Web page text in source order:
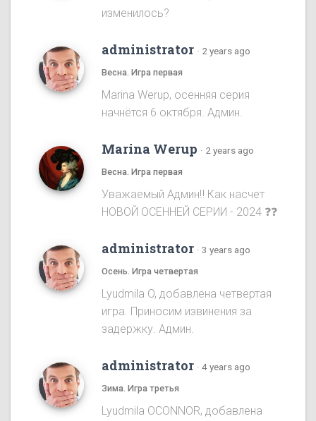
изменилось?
administrator · 2 years ago
Весна. Игра первая
Marina Werup, осенняя серия
начнётся 6 октября. Админ.
Marina Werup · 2 years ago
Весна. Игра первая
Уважаемый Админ‼️ Как насчет
НОВОЙ ОСЕННЕЙ СЕРИИ - 2024 ❓❓
administrator · 3 years ago
Осень. Игра четвертая
Lyudmila O, добавлена четвертая
игра. Приносим извинения за
задержку. Админ.
administrator · 4 years ago
Зима. Игра третья
Lyudmila OCONNOR, добавлена